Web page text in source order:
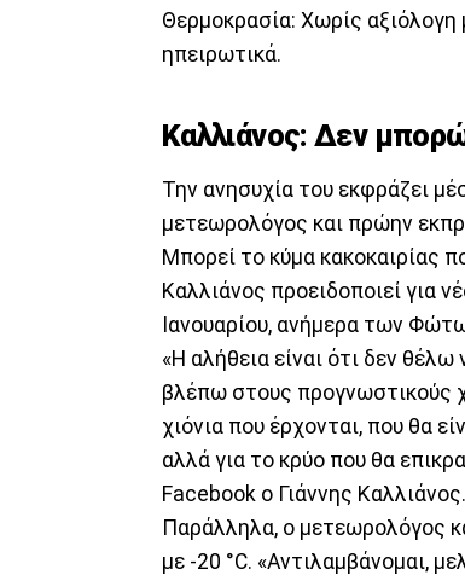
Θερμοκρασία: Χωρίς
ηπειρωτικά.
Καλλιάνος: Δεν
Την ανησυχία του εκφράζει
μετεωρολόγος και πρώην
Μπορεί το κύμα κακοκαιρίας
Καλλιάνος προειδοποιεί για
Ιανουαρίου, ανήμερα των
«Η αλήθεια είναι ότι δεν
βλέπω στους προγνωστικούς
χιόνια που έρχονται, που θα
αλλά για το κρύο που θα
Facebook ο Γιάννης Καλλιάνος.
Παράλληλα, ο μετεωρολόγος
με -20 °C. «Αντιλαμβάνομαι,